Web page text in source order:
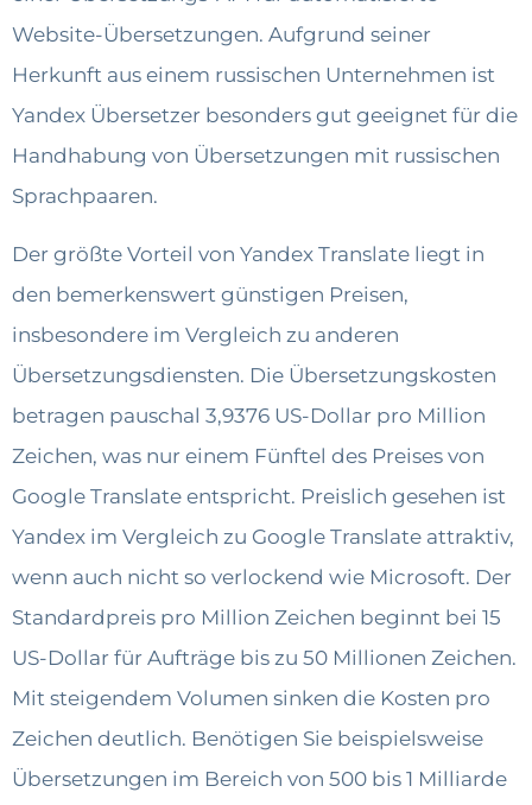
Website-Übersetzungen. Aufgrund seiner
Herkunft aus einem russischen Unternehmen ist
Yandex Übersetzer besonders gut geeignet für die
Handhabung von Übersetzungen mit russischen
Sprachpaaren.
Der größte Vorteil von Yandex Translate liegt in
den bemerkenswert günstigen Preisen,
insbesondere im Vergleich zu anderen
Übersetzungsdiensten. Die Übersetzungskosten
betragen pauschal 3,9376 US-Dollar pro Million
Zeichen, was nur einem Fünftel des Preises von
Google Translate entspricht. Preislich gesehen ist
Yandex im Vergleich zu Google Translate attraktiv,
wenn auch nicht so verlockend wie Microsoft. Der
Standardpreis pro Million Zeichen beginnt bei 15
US-Dollar für Aufträge bis zu 50 Millionen Zeichen.
Mit steigendem Volumen sinken die Kosten pro
Zeichen deutlich. Benötigen Sie beispielsweise
Übersetzungen im Bereich von 500 bis 1 Milliarde